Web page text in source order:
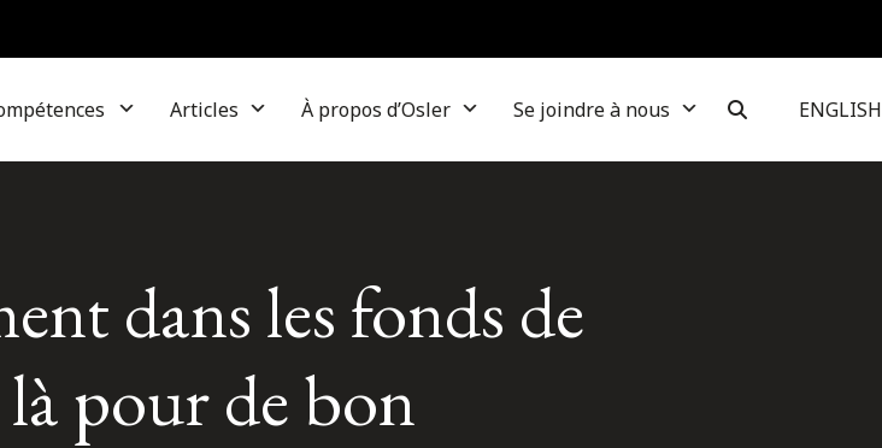
Articles À propos d’Osler Se joindre à nous ENGLISH
dans les fonds de
pour de bon